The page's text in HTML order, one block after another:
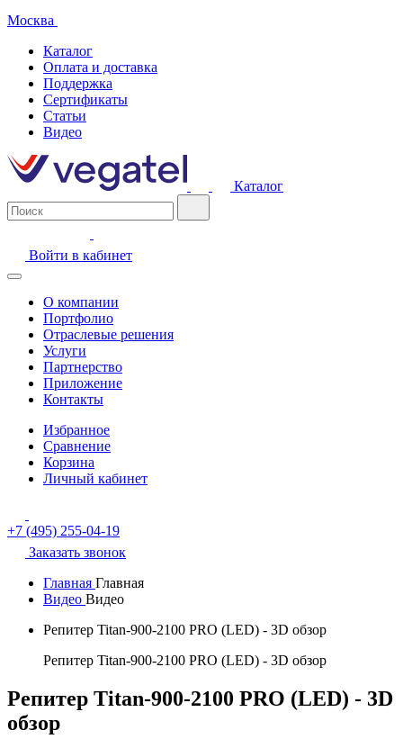
Москва
Каталог
Оплата и доставка
Поддержка
Сертификаты
Статьи
Видео
Каталог
Войти в кабинет
О компании
Портфолио
Отраслевые решения
Услуги
Партнерство
Приложение
Контакты
Избранное
Сравнение
Корзина
Личный кабинет
+7 (495) 255-04-19
Заказать звонок
Главная Главная
Видео Видео
Репитер Titan-900-2100 PRO (LED) - 3D обзор
Репитер Titan-900-2100 PRO (LED) - 3D обзор
Репитер Titan-900-2100 PRO (LED) - 3D
обзор